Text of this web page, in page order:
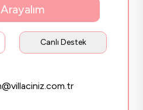
Canlı Destek